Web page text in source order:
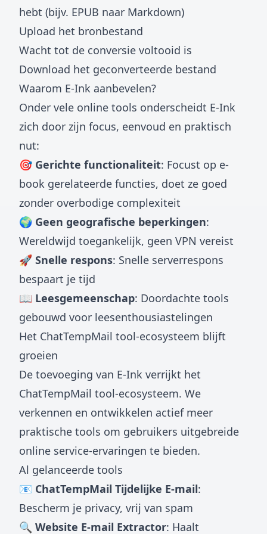
hebt (bijv. EPUB naar Markdown)
Upload het bronbestand
Wacht tot de conversie voltooid is
Download het geconverteerde bestand
Waarom E-Ink aanbevelen?
Onder vele online tools onderscheidt E-Ink
zich door zijn focus, eenvoud en praktisch
nut:
🎯 Gerichte functionaliteit: Focust op e-
book gerelateerde functies, doet ze goed
zonder overbodige complexiteit
🌍 Geen geografische beperkingen:
Wereldwijd toegankelijk, geen VPN vereist
🚀 Snelle respons: Snelle serverrespons
bespaart je tijd
📖 Leesgemeenschap: Doordachte tools
gebouwd voor leesenthousiastelingen
Het ChatTempMail tool-ecosysteem blijft
groeien
De toevoeging van E-Ink verrijkt het
ChatTempMail tool-ecosysteem. We
verkennen en ontwikkelen actief meer
praktische tools om gebruikers uitgebreide
online service-ervaringen te bieden.
Al gelanceerde tools
📧 ChatTempMail Tijdelijke E-mail:
Bescherm je privacy, vrij van spam
🔍 Website E-mail Extractor: Haalt